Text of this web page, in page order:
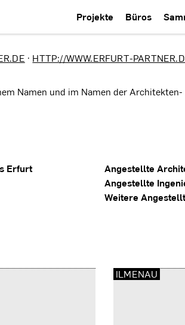
Projekte Büros
· HTTP://WWW.ERFURT-
Namen und im Namen der
Erfurt
Angestellte
Angestellte
Weitere
ILMENAU